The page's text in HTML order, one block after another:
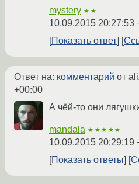
mystery ★★
10.09.2015 20:27:53
Показать ответ
Ответ на: комментарий от
+00:00
А чёй-то они
mandala ★★★★★
10.09.2015 20:29:19
Показать ответы